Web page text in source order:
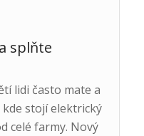
splňte
lidi často mate a
stojí elektrický
celé farmy. Nový